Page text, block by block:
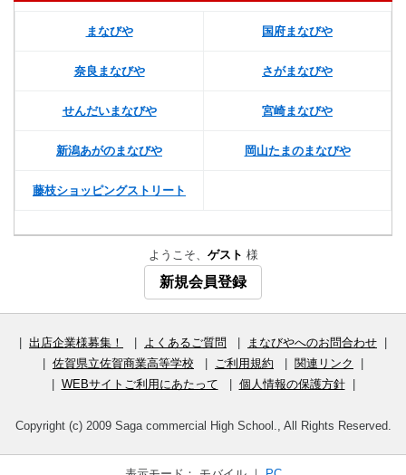
まなびや 国府まなびや
奈良まなびや さがまなびや
せんだいまなびや 宮崎まなびや
新潟あがのまなびや 岡山たまのまなびや
藤枝ショッピングストリート
ようこそ、 ゲスト 様
新規会員登録
出店企業様募集！ よくあるご質問 まなびやへのお問合わせ
佐賀県立佐賀商業高等学校 ご利用規約 関連リンク
WEBサイトご利用にあたって 個人情報の保護方針|
Copyright (c) 2009 Saga commercial High School., All Rights Reserved.